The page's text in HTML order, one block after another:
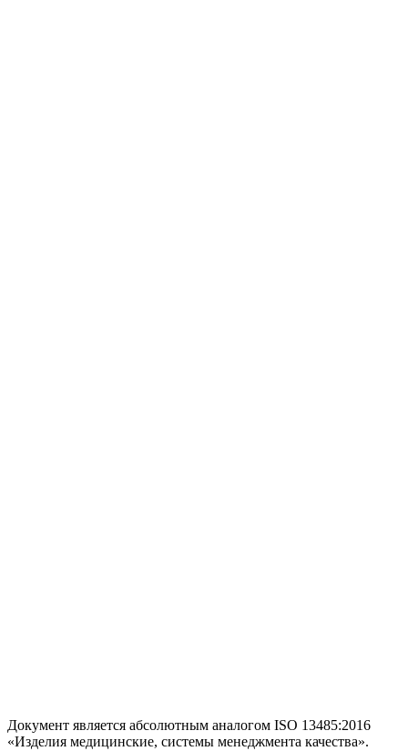
Документ является абсолютным аналогом ISO 13485:2016
«Изделия медицинские, системы менеджмента качества».